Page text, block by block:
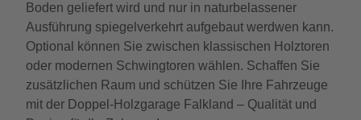
Boden geliefert wird und nur in naturbelassener
Ausführung spiegelverkehrt aufgebaut werdwen kann.
Optional können Sie zwischen klassischen Holztoren
oder modernen Schwingtoren wählen. Schaffen Sie
zusätzlichen Raum und schützen Sie Ihre Fahrzeuge
mit der Doppel-Holzgarage Falkland – Qualität und